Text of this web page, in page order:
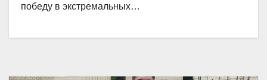
победу в экстремальных…